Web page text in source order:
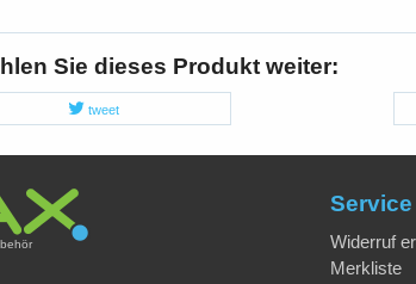
Sie dieses Produkt weiter:
tweet
Service
Widerruf
Merkliste